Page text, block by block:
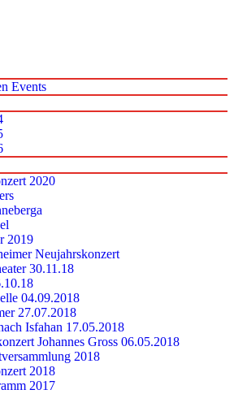
Events
2020
2019
Neujahrskonzert
30.11.18
04.09.2018
27.07.2018
Isfahan 17.05.2018
Johannes Gross 06.05.2018
2018
2018
2017